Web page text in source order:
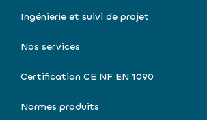
Ingénierie et suivi de projet
Nos services
Certification CE NF EN 1090
Normes produits